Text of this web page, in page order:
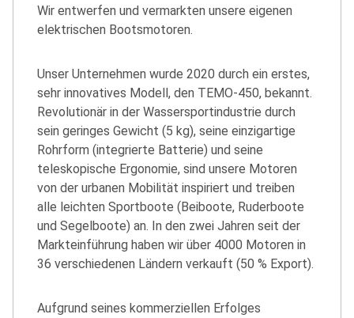
Wir entwerfen und vermarkten unsere eigenen
elektrischen Bootsmotoren.
Unser Unternehmen wurde 2020 durch ein erstes,
sehr innovatives Modell, den TEMO-450, bekannt.
Revolutionär in der Wassersportindustrie durch
sein geringes Gewicht (5 kg), seine einzigartige
Rohrform (integrierte Batterie) und seine
teleskopische Ergonomie, sind unsere Motoren
von der urbanen Mobilität inspiriert und treiben
alle leichten Sportboote (Beiboote, Ruderboote
und Segelboote) an. In den zwei Jahren seit der
Markteinführung haben wir über 4000 Motoren in
36 verschiedenen Ländern verkauft (50 % Export).
Aufgrund seines kommerziellen Erfolges